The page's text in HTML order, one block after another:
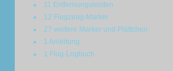
11 Entfernungsleisten
12 Flugzeug-Marker
27 weitere Marker und Plättchen
1 Anleitung
1 Flug-Logbuch